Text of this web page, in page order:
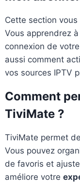
Cette section
Vous apprendrez
connexion de
aussi comment
vos sources IPTV
Comment
TiviMate ?
TiviMate permet
Vous pouvez
de favoris et
améliore votre